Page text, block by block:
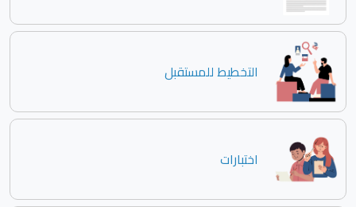
التخطيط للمستقبل
اختبارات